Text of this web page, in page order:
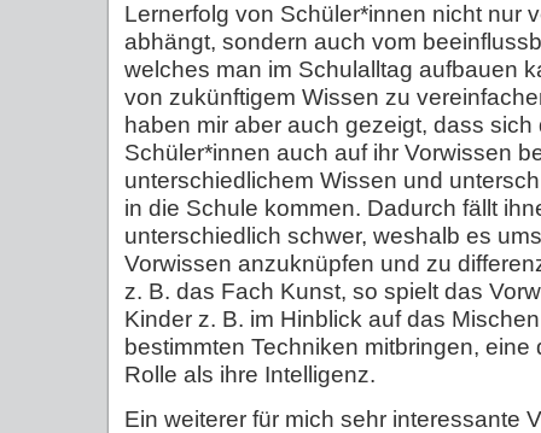
Lernerfolg von Schüler*innen nicht nur
abhängt, sondern auch vom
welches man im Schulalltag aufbauen
von zukünftigem Wissen zu
haben mir aber auch gezeigt, dass
Schüler*innen auch auf ihr Vorwissen
unterschiedlichem Wissen und
in die Schule kommen. Dadurch fällt
unterschiedlich schwer, weshalb es
Vorwissen anzuknüpfen und zu
z. B. das Fach Kunst, so spielt das
Kinder z. B. im Hinblick auf das
bestimmten Techniken mitbringen, eine
Rolle als ihre Intelligenz.
Ein weiterer für mich sehr interessante